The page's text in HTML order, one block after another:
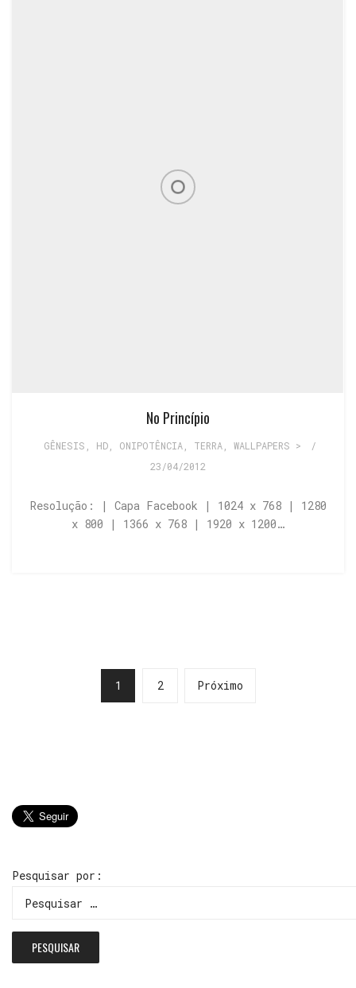
No Princípio
GÊNESIS HD ONIPOTÊNCIA TERRA WALLPAPERS >
/
23/04/2012
Resolução: | Capa Facebook | 1024 x 768 | 1280
x 800 | 1366 x 768 | 1920 x 1200…
1 2 Próximo
Pesquisar por: